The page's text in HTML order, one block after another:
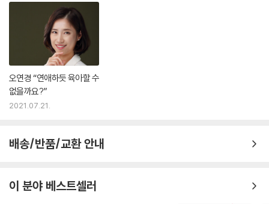
오연경 “연애하듯 육아할 수
없을까요?”
2021.07.21.
배송/반품/교환 안내
이 분야 베스트셀러